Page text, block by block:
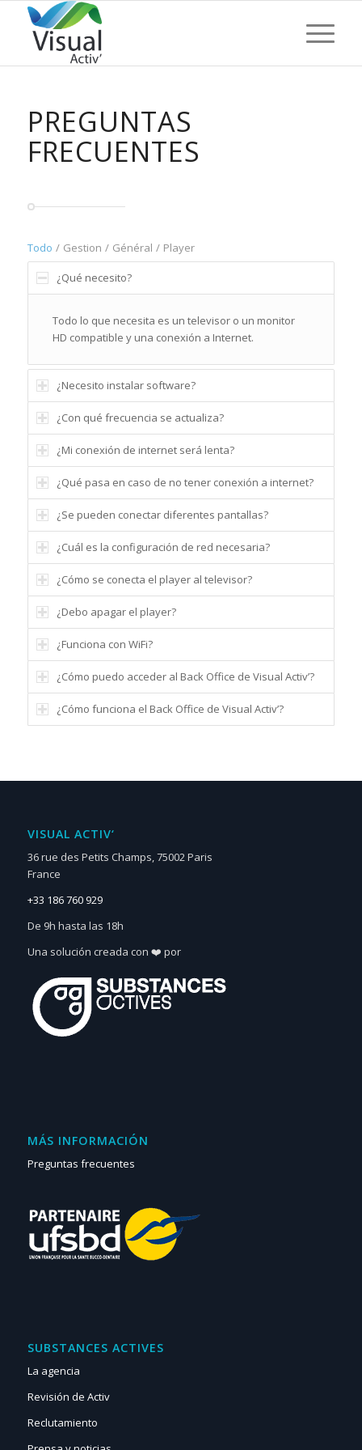
PREGUNTAS
FRECUENTES
Todo / Gestion / Général / Player
¿Qué necesito?
Todo lo que necesita es un televisor o un monitor
HD compatible y una conexión a Internet.
¿Necesito instalar software?
¿Con qué frecuencia se actualiza?
¿Mi conexión de internet será lenta?
¿Qué pasa en caso de no tener conexión a internet?
¿Se pueden conectar diferentes pantallas?
¿Cuál es la configuración de red necesaria?
¿Cómo se conecta el player al televisor?
¿Debo apagar el player?
¿Funciona con WiFi?
¿Cómo puedo acceder al Back Office de Visual Activ’?
¿Cómo funciona el Back Office de Visual Activ’?
VISUAL ACTIV‘
36 rue des Petits Champs, 75002 Paris
France
+33 186 760 929
De 9h hasta las 18h
Una solución creada con ❤️ por
MÁS INFORMACIÓN
Preguntas frecuentes
SUBSTANCES ACTIVES
La agencia
Revisión de Activ
Reclutamiento